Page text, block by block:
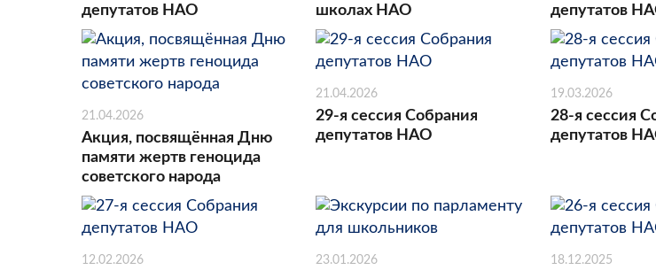
депутатов НАО
школах НАО
депутатов
21.04.2026
Акция, посвящённая Дню
памяти жертв геноцида
советского народа
21.04.2026
29-я сессия Собрания
депутатов НАО
19.03.2026
28-я сессия
депутатов
12.02.2026 23.01.2026 18.12.2025